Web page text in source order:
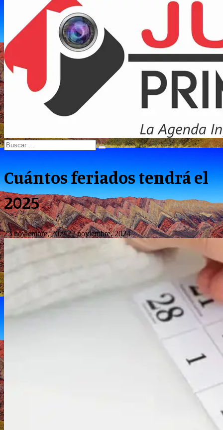
Search
for:
Search
Cuántos feriados tendrá el
2025
25 noviembre, 202422 noviembre, 2024